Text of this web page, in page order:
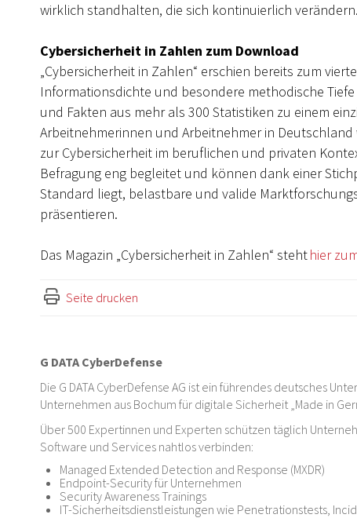
wirklich standhalten, die sich kontinuierlich verändern.
Cybersicherheit in Zahlen zum Download
„Cybersicherheit in Zahlen“ erschien bereits zum
Informationsdichte und besondere methodische
und Fakten aus mehr als 300 Statistiken zu einem
Arbeitnehmerinnen und Arbeitnehmer in
zur Cybersicherheit im beruflichen und privaten
Befragung eng begleitet und können dank einer
Standard liegt, belastbare und valide
präsentieren.
Das Magazin „Cybersicherheit in Zahlen“ stehthier
Seite drucken
G DATA CyberDefense
Die G DATA CyberDefense AG ist ein führendes deutsches
Unternehmen aus Bochum für digitale Sicherheit „Made in
Über 500 Expertinnen und Experten schützen täglich
Software und Services nahtlos verbinden:
Managed Extended Detection and Response (MXDR)
Endpoint-Security für Unternehmen
Security Awareness Trainings
IT-Sicherheitsdienstleistungen wie Penetrationstests,